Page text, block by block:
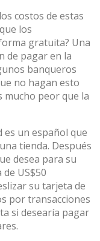
costos de estas
los
gratuita? Una
de pagar en la
banqueros
no hagan esto
mucho peor que la
es un español que
tienda. Después
desea para su
US$50
su tarjeta de
por transacciones
si desearía pagar